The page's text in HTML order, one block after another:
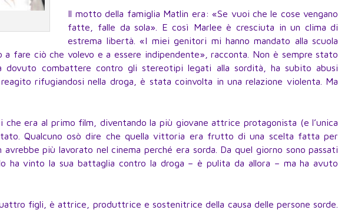
Il motto della famiglia Matlin era: «Se vuoi che le cose vengano
fatte, falle da sola». E così Marlee è cresciuta in un clima di
estrema libertà. «I miei genitori mi hanno mandato alla scuola
a fare ciò che volevo e a essere indipendente», racconta. Non è sempre stato
dovuto combattere contro gli stereotipi legati alla sordità, ha subito abusi
rifugiandosi nella droga, è stata coinvolta in una relazione violenta. Ma
che era al primo film, diventando la più giovane attrice protagonista (e l’unica
Qualcuno osò dire che quella vittoria era frutto di una scelta fatta per
più lavorato nel cinema perché era sorda. Da quel giorno sono passati
ha vinto la sua battaglia contro la droga – è pulita da allora – ma ha avuto
figli, è attrice, produttrice e sostenitrice della causa delle persone sorde.